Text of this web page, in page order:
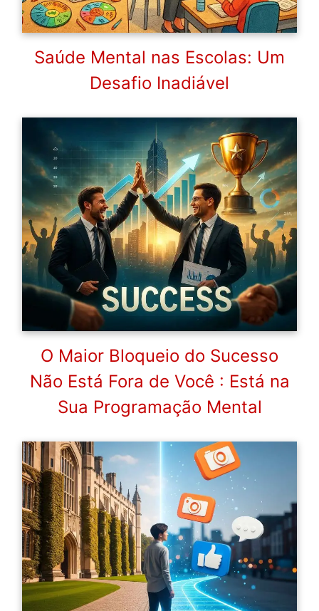
Saúde Mental nas Escolas: Um
Desafio Inadiável
O Maior Bloqueio do Sucesso
Não Está Fora de Você : Está na
Sua Programação Mental